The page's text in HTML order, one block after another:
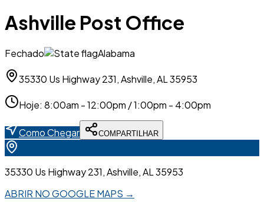
Ashville Post Office
Fechado Alabama
35330 Us Highway 231, Ashville, AL 35953
Hoje: 8:00am - 12:00pm / 1:00pm - 4:00pm
Como Chegar COMPARTILHAR
35330 Us Highway 231, Ashville, AL 35953
ABRIR NO GOOGLE MAPS →